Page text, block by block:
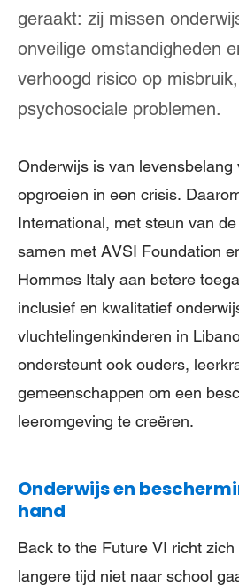
geraakt: zij missen
onveilige omstandigheden
verhoogd risico op
psychosociale problemen.
Onderwijs is van levensbelang
opgroeien in een crisis.
International, met steun van
samen met AVSI Foundation
Hommes Italy aan betere
inclusief en kwalitatief
vluchtelingenkinderen in
ondersteunt ook ouders,
gemeenschappen om een
leeromgeving te creëren.
Onderwijs en
hand
Back to the Future VI richt
langere tijd niet naar school